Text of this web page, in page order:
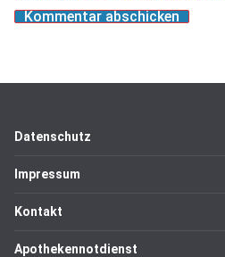
Datenschutz
Impressum
Kontakt
Apothekennotdienst